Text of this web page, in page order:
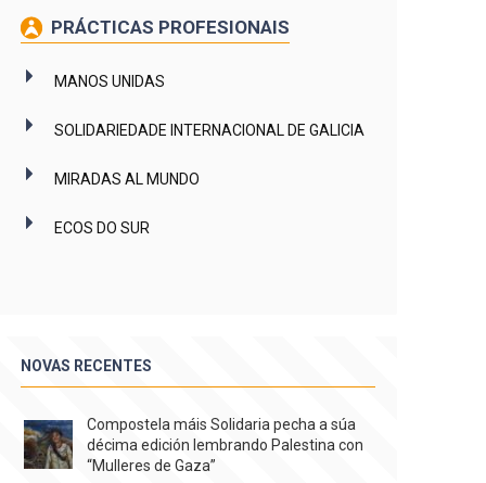
PRÁCTICAS PROFESIONAIS
MANOS UNIDAS
SOLIDARIEDADE INTERNACIONAL DE GALICIA
MIRADAS AL MUNDO
ECOS DO SUR
NOVAS RECENTES
Compostela máis Solidaria pecha a súa
décima edición lembrando Palestina con
“Mulleres de Gaza”